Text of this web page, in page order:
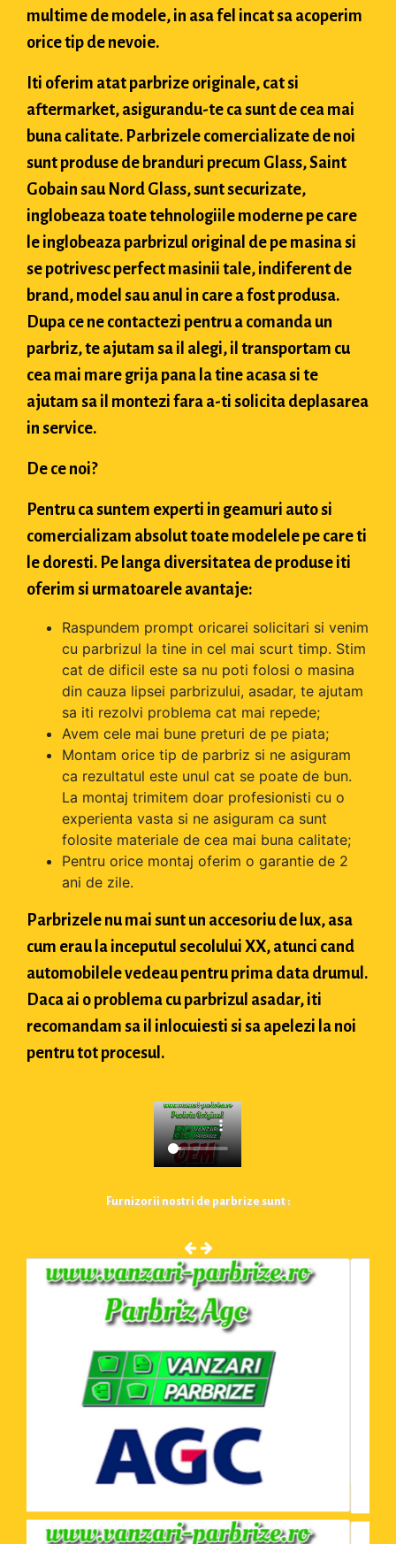
multime de modele, in asa fel incat sa acoperim
orice tip de nevoie.
Iti oferim atat parbrize originale, cat si
aftermarket, asigurandu-te ca sunt de cea mai
buna calitate. Parbrizele comercializate de noi
sunt produse de branduri precum Glass, Saint
Gobain sau Nord Glass, sunt securizate,
inglobeaza toate tehnologiile moderne pe care
le inglobeaza parbrizul original de pe masina si
se potrivesc perfect masinii tale, indiferent de
brand, model sau anul in care a fost produsa.
Dupa ce ne contactezi pentru a comanda un
parbriz, te ajutam sa il alegi, il transportam cu
cea mai mare grija pana la tine acasa si te
ajutam sa il montezi fara a-ti solicita deplasarea
in service.
De ce noi?
Pentru ca suntem experti in geamuri auto si
comercializam absolut toate modelele pe care ti
le doresti. Pe langa diversitatea de produse iti
oferim si urmatoarele avantaje:
Raspundem prompt oricarei solicitari si venim
cu parbrizul la tine in cel mai scurt timp. Stim
cat de dificil este sa nu poti folosi o masina
din cauza lipsei parbrizului, asadar, te ajutam
sa iti rezolvi problema cat mai repede;
Avem cele mai bune preturi de pe piata;
Montam orice tip de parbriz si ne asiguram
ca rezultatul este unul cat se poate de bun.
La montaj trimitem doar profesionisti cu o
experienta vasta si ne asiguram ca sunt
folosite materiale de cea mai buna calitate;
Pentru orice montaj oferim o garantie de 2
ani de zile.
Parbrizele nu mai sunt un accesoriu de lux, asa
cum erau la inceputul secolului XX, atunci cand
automobilele vedeau pentru prima data drumul.
Daca ai o problema cu parbrizul asadar, iti
recomandam sa il inlocuiesti si sa apelezi la noi
pentru tot procesul.
Furnizorii nostri de parbrize sunt :